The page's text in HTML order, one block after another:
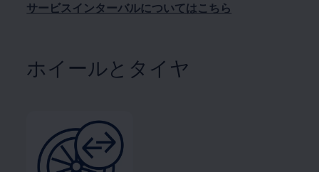
サービスインターバルについてはこちら
ホイールとタイヤ